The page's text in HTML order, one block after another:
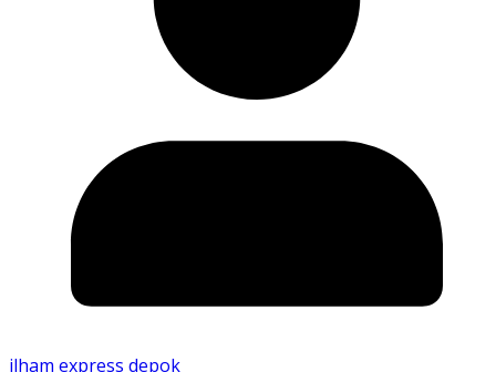
ilham express depok